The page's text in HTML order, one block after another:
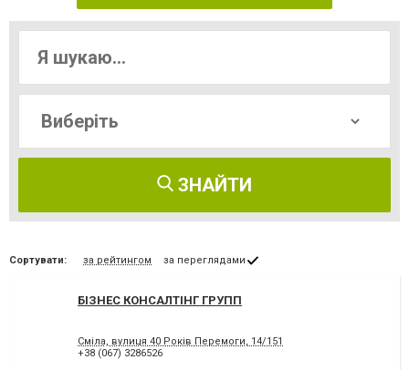
ЗНАЙТИ
Сортувати: за рейтингом за переглядами
БІЗНЕС КОНСАЛТІНГ ГРУПП
Сміла, вулиця 40 Років Перемоги, 14/151
+38 (067) 3286526